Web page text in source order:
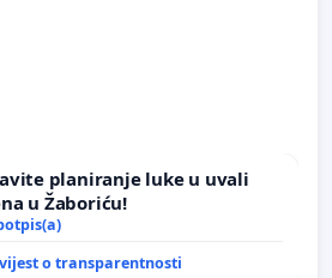
planiranje luke u uvali
u Žaboriću!
o transparentnosti